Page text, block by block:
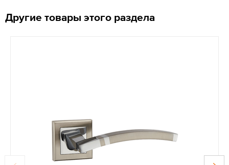
Другие товары этого раздела